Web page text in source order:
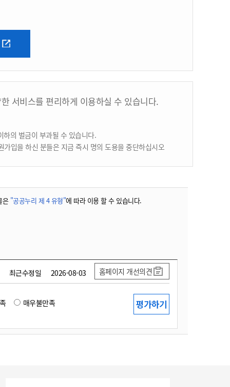
서비스를 편리하게 이용하실 수 있습니다.
의 벌금이 부과될 수 있습니다.
입을 하신 분들은 지금 즉시 명의 도용을 중단하십시오
은 "공공누리 제 4 유형"에 따라 이용 할 수 있습니다.
최근수정일 2026-08-03 홈페이지 개선의견
매우불만족